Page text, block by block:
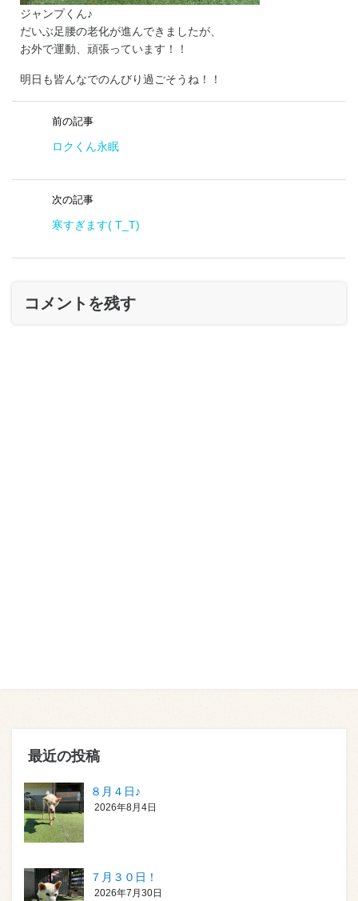
ジャンプくん♪
だいぶ足腰の老化が進んできましたが、
お外で運動、頑張っています！！
明日も皆んなでのんびり過ごそうね！！
前の記事
ロクくん永眠
次の記事
寒すぎます( T_T)
コメントを残す
最近の投稿
８月４日♪
2026年8月4日
７月３０日！
2026年7月30日